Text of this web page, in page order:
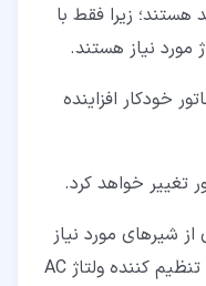
هستند؛ زیرا فقط با
مورد نیاز هستند.
خودکار افزاینده
تغییر خواهد کرد.
شیرهای مورد نیاز
برنامه خاص مجهز شود و به عنوان تنظیم کننده ولتاژ AC